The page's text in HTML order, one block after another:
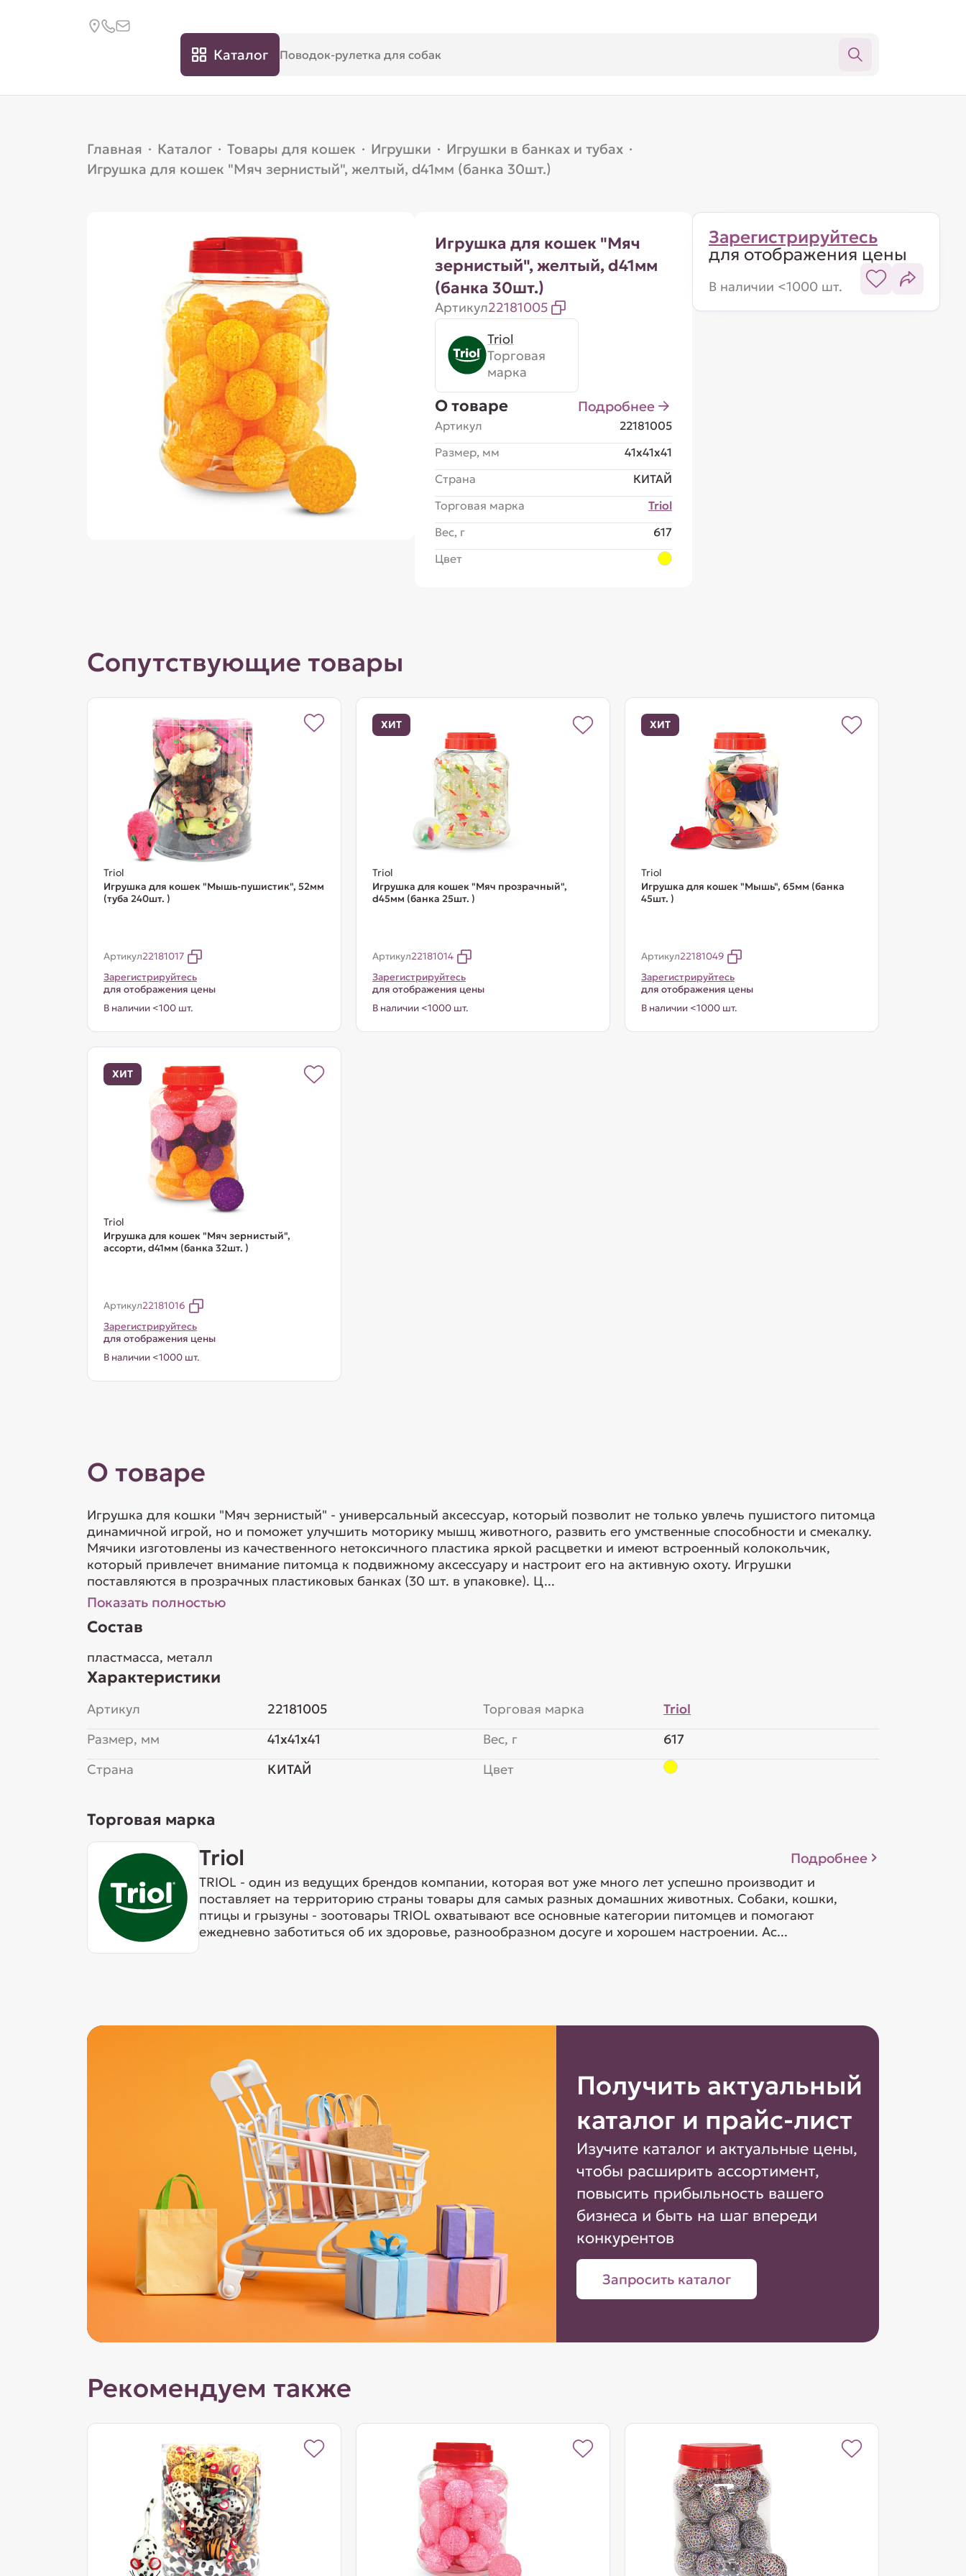
Каталог
Главная · Каталог · Товары для кошек · Игрушки · Игрушки в банках и тубах ·
Игрушка для кошек "Мяч зернистый", желтый, d41мм (банка 30шт.)
Игрушка для кошек "Мяч
зернистый", желтый, d41мм
(банка 30шт.)
Артикул22181005
Triol
Торговая
марка
О товаре Подробнее
Артикул
22181005
Размер, мм
41x41x41
Страна
КИТАЙ
Торговая марка
Triol
Вес, г
617
Цвет
Зарегистрируйтесь
для отображения цены
В наличии <1000 шт.
Сопутствующие товары
Triol
Игрушка для кошек "Мышь-пушистик", 52мм
(туба 240шт. )
Артикул22181017
Зарегистрируйтесь
для отображения цены
В наличии <100 шт.
ХИТ
Triol
Игрушка для кошек "Мяч прозрачный",
d45мм (банка 25шт. )
Артикул22181014
Зарегистрируйтесь
для отображения цены
В наличии <1000 шт.
ХИТ
Triol
Игрушка для кошек "Мышь", 65мм (банка
45шт. )
Артикул22181049
Зарегистрируйтесь
для отображения цены
В наличии <1000 шт.
ХИТ
Triol
Игрушка для кошек "Мяч зернистый",
ассорти, d41мм (банка 32шт. )
Артикул22181016
Зарегистрируйтесь
для отображения цены
В наличии <1000 шт.
О товаре
Игрушка для кошки "Мяч зернистый" - универсальный аксессуар, который позволит не только увлечь пушистого питомца
динамичной игрой, но и поможет улучшить моторику мышц животного, развить его умственные способности и смекалку.
Мячики изготовлены из качественного нетоксичного пластика яркой расцветки и имеют встроенный колокольчик,
который привлечет внимание питомца к подвижному аксессуару и настроит его на активную охоту. Игрушки
поставляются в прозрачных пластиковых банках (30 шт. в упаковке). Ц...
Показать полностью
Состав
пластмасса, металл
Характеристики
Артикул
22181005
Размер, мм
41x41x41
Страна
КИТАЙ
Торговая марка
Triol
Вес, г
617
Цвет
Торговая марка
Triol Подробнее
TRIOL - один из ведущих брендов компании, которая вот уже много лет успешно производит и
поставляет на территорию страны товары для самых разных домашних животных. Собаки, кошки,
птицы и грызуны - зоотовары TRIOL охватывают все основные категории питомцев и помогают
ежедневно заботиться об их здоровье, разнообразном досуге и хорошем настроении. Ас...
Получить актуальный
каталог и прайс-лист
Изучите каталог и актуальные цены,
чтобы расширить ассортимент,
повысить прибыльность вашего
бизнеса и быть на шаг впереди
конкурентов
Запросить каталог
Рекомендуем также